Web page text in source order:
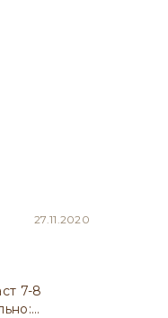
27.11.2020
7-8